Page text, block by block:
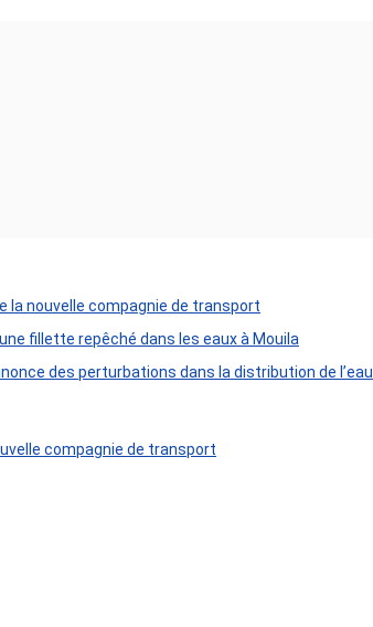
la nouvelle compagnie de transport
fillette repêché dans les eaux à Mouila
des perturbations dans la distribution de l’eau
compagnie de transport